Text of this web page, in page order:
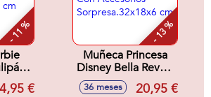
- 11 %
cm €
- 13 %
Muñeca Princesa
Disney Bella Reveal
Con Accesorios
Sorpresa.32x18x6
36 meses 20,95 €